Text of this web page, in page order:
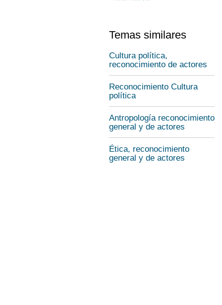
Temas similares
Cultura política,
reconocimiento de actores
Reconocimiento Cultura
política
Antropología reconocimiento
general y de actores
Ética, reconocimiento
general y de actores